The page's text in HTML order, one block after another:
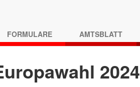
FORMULARE AMTSBLATT
2024